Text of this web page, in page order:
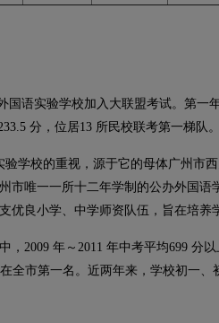
语实验学校加入大联盟考试。第一
分，位居13 所民校联考第一梯
校的重视，源于它的母体广州市西
市唯一一所十二年学制的公办外国
优良小学、中学师资队伍，旨在培养
2009 年～2011 年中考平均699 分
全市第一名。近两年来，学校初一